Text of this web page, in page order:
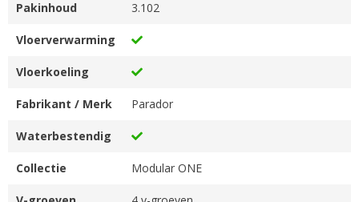
Pakinhoud 3.102
Vloerverwarming
Vloerkoeling
Fabrikant / Merk Parador
Waterbestendig
Collectie Modular ONE